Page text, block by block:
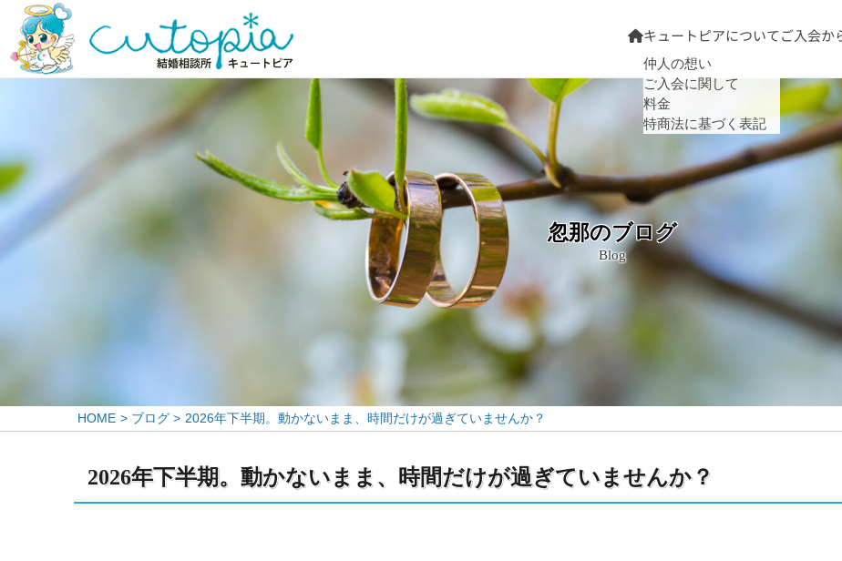
キュートピアについて
仲人の想い
ご入会に関して
料金
特商法に基づく表記
ご入会か
忽那のブログ
Blog
HOME ブログ 2026年下半期。動かないまま、時間だけが過ぎていませんか？
2026年下半期。動かないまま、時間だけが過ぎていませんか？